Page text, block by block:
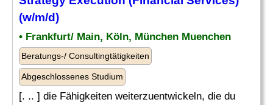
(w/m/d)
• Frankfurt/ Main, Köln, München Muenchen
Beratungs-/ Consultingtätigkeiten
Abgeschlossenes Studium
[. .. ] die Fähigkeiten weiterzuentwickeln, die du